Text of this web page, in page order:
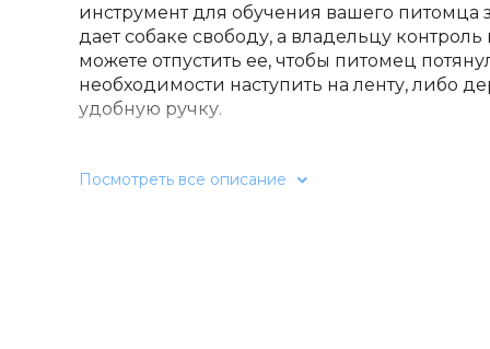
инструмент для обучения вашего
дает собаке свободу, а владельцу
можете отпустить ее, чтобы питомец
необходимости наступить на ленту, либо
удобную ручку.
послушания до защиты и охоты.
Посмотреть все описание